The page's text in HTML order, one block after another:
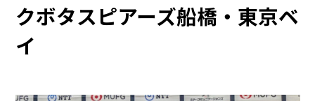
クボタスピアーズ船橋・東京ベ
イ